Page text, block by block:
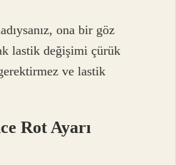
ona bir göz
lastik değişimi çürük
ve lastik
Rot Ayarı